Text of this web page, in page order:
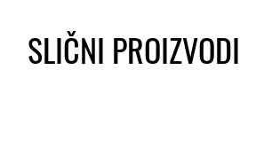
SLIČNI PROIZVODI